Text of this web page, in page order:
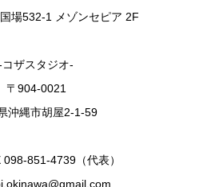
場532-1 メゾンセピア 2F
コザスタジオ-
〒904-0021
沖縄市胡屋2-1-59
098-851-4739（代表）